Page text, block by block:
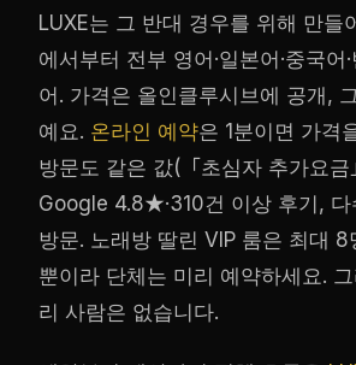
LUXE는 그 반대 경우를 위해 만들
에서부터 전부 영어·일본어·중국어
어. 가격은 올인클루시브에 공개,
예요. 온라인 예약은 1분이면 가격
방문도 같은 값(「초심자 추가요금
Google 4.8★·310건 이상 후기, 다
방문. 노래방 딸린 VIP 룸은 최대
뿐이라 단체는 미리 예약하세요.
리 사람은 없습니다.